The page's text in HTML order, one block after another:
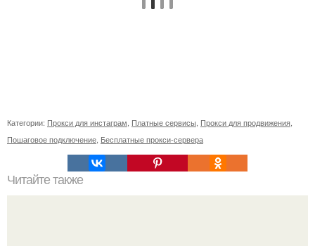
Категории: Прокси для инстаграм Платные сервисы Прокси для продвижения
Пошаговое подключение Бесплатные прокси-сервера
Читайте также